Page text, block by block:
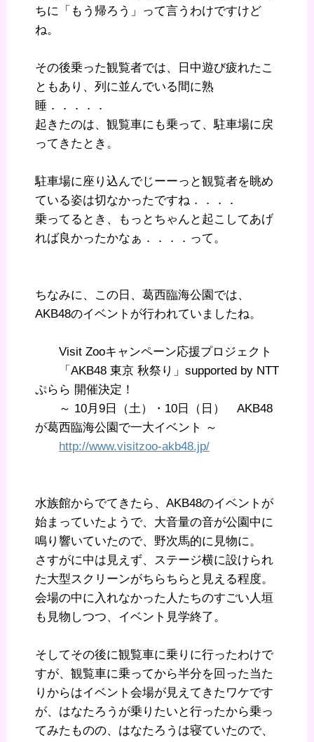
ちに「もう帰ろう」って言うわけですけど
ね。
その後乗った観覧者では、日中遊び疲れたこ
ともあり、列に並んでいる間に熟
睡．．．．．
起きたのは、観覧車にも乗って、駐車場に戻
ってきたとき。
駐車場に座り込んでじーーっと観覧者を眺め
ている姿は切なかったですね．．．．
乗ってるとき、もっとちゃんと起こしてあげ
れば良かったかなぁ．．．．って。
ちなみに、この日、葛西臨海公園では、
AKB48のイベントが行われていましたね。
Visit Zooキャンペーン応援プロジェクト
「AKB48 東京 秋祭り」supported by NTT
ぷらら 開催決定！
～ 10月9日（土）・10日（日） AKB48
が葛西臨海公園で一大イベント ～
http://www.visitzoo-akb48.jp/
水族館からでてきたら、AKB48のイベントが
始まっていたようで、大音量の音が公園中に
鳴り響いていたので、野次馬的に見物に。
さすがに中は見えず、ステージ横に設けられ
た大型スクリーンがちらちらと見える程度。
会場の中に入れなかった人たちのすごい人垣
も見物しつつ、イベント見学終了。
そしてその後に観覧車に乗りに行ったわけで
すが、観覧車に乗ってから半分を回った当た
りからはイベント会場が見えてきたワケです
が、はなたろうが乗りたいと行ったから乗っ
てみたものの、はなたろうは寝ていたので、